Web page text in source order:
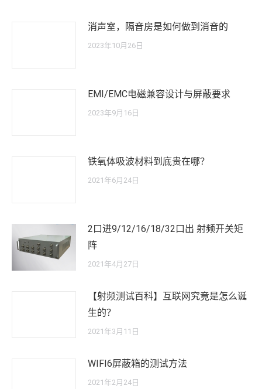
消声室，隔音房是如何做到消音的
2023年10月26日
EMI/EMC电磁兼容设计与屏蔽要求
2023年9月16日
铁氧体吸波材料到底贵在哪？
2021年6月24日
2口进9/12/16/18/32口出 射频开关矩
阵
2021年4月27日
【射频测试百科】互联网究竟是怎么诞
生的？
2021年3月11日
WIFI6屏蔽箱的测试方法
2021年2月24日